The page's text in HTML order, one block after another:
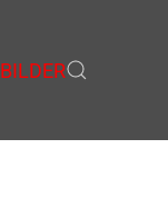
BILDER